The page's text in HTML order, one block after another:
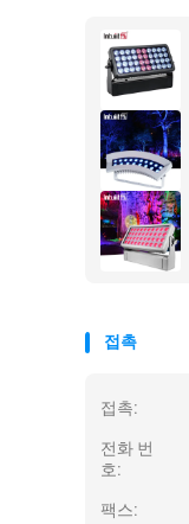
접촉
접촉:
전화 번
호:
팩스: